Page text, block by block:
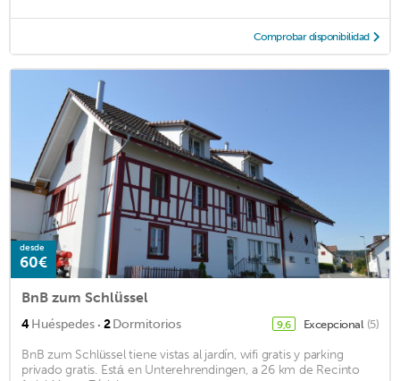
Comprobar disponibilidad
desde
60€
BnB zum Schlüssel
4Huéspedes · 2Dormitorios 9,6 Excepcional (5)
BnB zum Schlüssel tiene vistas al jardín, wifi gratis y parking
privado gratis. Está en Unterehrendingen, a 26 km de Recinto